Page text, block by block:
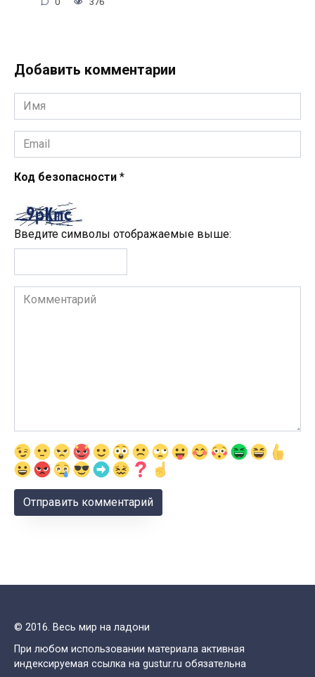
Добавить комментарии
Имя
*
Email
*
Код безопасности *
Введите символы отображаемые выше:
Комментарий
© 2016. Весь мир на ладони
При любом использовании материала активная
индексируемая ссылка на gustur.ru обязательна